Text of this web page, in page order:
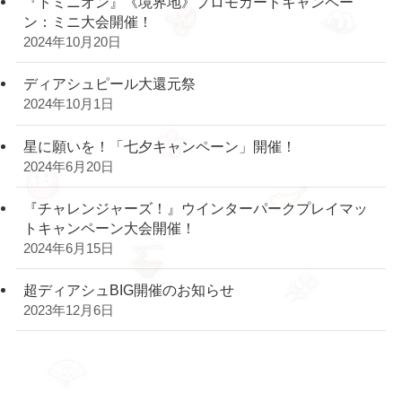
ン：ミニ大会開催！
2024年10月20日
ディアシュピール大還元祭
2024年10月1日
星に願いを！「七夕キャンペーン」開催！
2024年6月20日
『チャレンジャーズ！』ウインターパークプレイマッ
トキャンペーン大会開催！
2024年6月15日
超ディアシュBIG開催のお知らせ
2023年12月6日